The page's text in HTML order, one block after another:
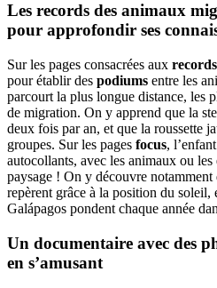
Les records des animaux
pour approfondir ses
Sur les pages consacrées aux records
pour établir des podiums entre les
parcourt la plus longue distance, les
de migration. On y apprend que la
deux fois par an, et que la roussette
groupes. Sur les pages focus,
autocollants, avec les animaux ou les
paysage ! On y découvre notamment
repèrent grâce à la position du soleil,
Galápagos pondent chaque année
Un documentaire avec des
en s’amusant